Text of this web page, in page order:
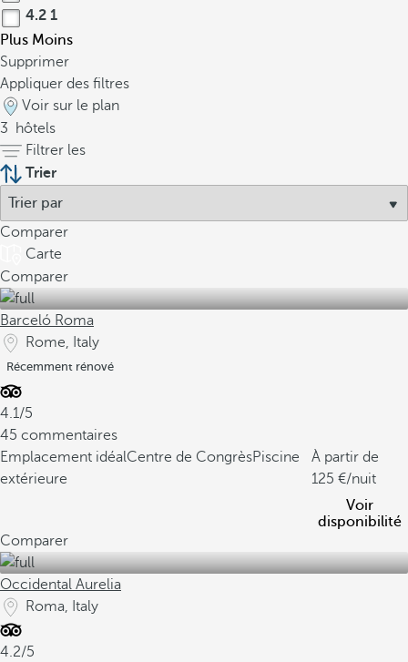
4.2 1
Plus Moins
Supprimer
Appliquer des filtres
Voir sur le plan
3
hôtels
Filtrer les
Trier
Comparer
Carte
Comparer
Barceló Roma
Rome, Italy
Récemment rénové
4.1/5
45 commentaires
Emplacement idéalCentre de CongrèsPiscine
extérieure
À partir de
125
/nuit
Voir
disponibilité
Comparer
Occidental Aurelia
Roma, Italy
4.2/5